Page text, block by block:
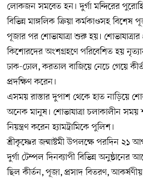
লোকজন সমবেত হন। দুর্গা মন্দিরের পুরোহিত
বিভিন্ন মাঙ্গলিক ক্রিয়া কর্মকাণ্ডসহ বিশেষ
পূজার পর শোভাযাত্রা শুরু হয়। শোভাযাত্রার
কিশোরদের অংশগ্রহণে পরিবেশিত হয়
ঢাক-ঢোল, করতাল বাজিয়ে নেচে গেয়ে
প্রদক্ষিণ করেন।
এসময় রাস্তার দুপাশ থেকে হাত নাড়িয়ে
অনেক মানুষ। শোভাযাত্রা চলাকালীন
নিয়ন্ত্রণ করেন হ্যামট্রামিকে পুলিশ।
শ্রীকৃষ্ণের জন্মাষ্টমী উপলক্ষে পরদিন ২১
দুর্গা টেম্পল দিনব্যাপী বিভিন্ন
ছিল কীর্তন, পূজা, প্রসাদ বিতরণ, আকর্ষণীয়